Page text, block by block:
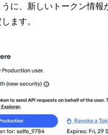
に、新しいトークン情報
ます。